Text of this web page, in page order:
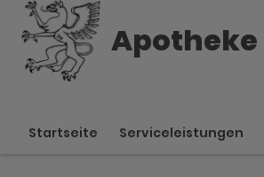
Apotheke
Startseite Serviceleistungen